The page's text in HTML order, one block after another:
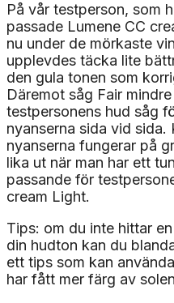
På vår testperson, som
passade Lumene CC
nu under de mörkaste
upplevdes täcka lite
den gula tonen som
Däremot såg Fair
testpersonens hud såg
nyanserna sida vid sida.
nyanserna fungerar på
lika ut när man har ett
passande för
cream Light.
Tips: om du inte hittar
din hudton kan du
ett tips som kan
har fått mer färg av